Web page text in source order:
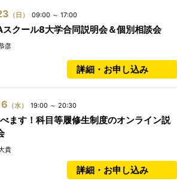
（日） 09:00 ～ 17:00
クール8大学合同説明会＆個別相談会
彦
詳細・お申し込み
（水） 19:00 ～ 20:30
ます！科目等履修生制度のオンライン説
貴
詳細・お申し込み